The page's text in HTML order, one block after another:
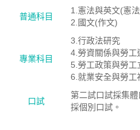
普通科目
1.憲法與英文(憲
2.國文(作文)
專業科目
3.行政法研究
4.勞資關係與勞工
5.勞工政策與勞工
6.就業安全與勞工
口試
第二試口試採集
採個別口試。